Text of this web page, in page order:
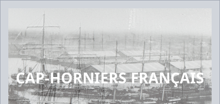
CAP-HORNIERS FRANÇAIS